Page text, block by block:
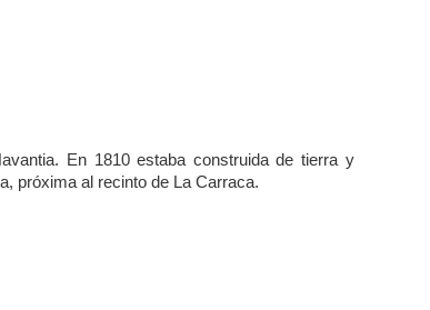
En 1810 estaba construida de tierra y
próxima al recinto de La Carraca.